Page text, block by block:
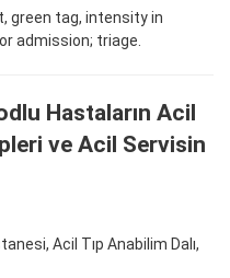
green tag, intensity in
admission; triage.
Hastaların Acil
ve Acil Servisin
Acil Tıp Anabilim Dalı,